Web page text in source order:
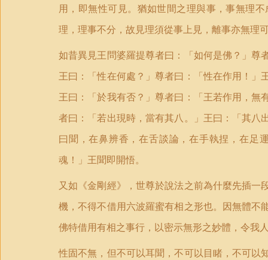
用，即無性可見。猶如世間之理與事，事無理
理，理事不分，故見理須從事上見，離事亦無理
如昔異見王問婆羅提尊者曰：「如何是佛？」
王曰：「性在何處？」尊者曰：「性在作用！
王曰：「於我有否？」尊者曰：「王若作用，
者曰：「若出現時，當有其八。」王曰：「其
曰聞，在鼻辨香，在舌談論，在手執捏，在足
魂！」王聞即開悟。
又如《金剛經》，世尊於說法之前為什麼先插
機，不得不借用六波羅蜜有相之形也。因無體
佛特借用有相之事行，以密示無形之妙體，令我
性固不無，但不可以耳聞，不可以目睹，不可